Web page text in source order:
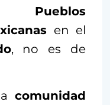
Pueblos
en el
, no es de
comunidad